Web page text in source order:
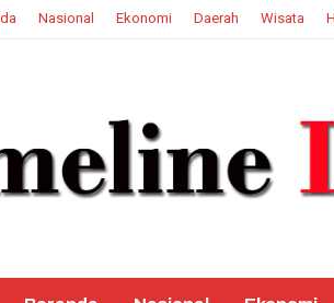
Nasional Ekonomi Daerah Wisata